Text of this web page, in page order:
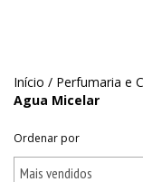
Início / Perfumaria e
Agua Micelar
Ordenar por